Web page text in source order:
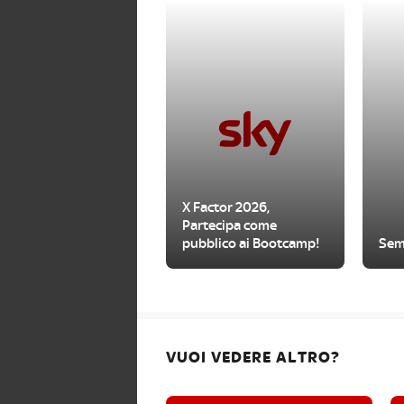
X Factor 2026,
Partecipa come
pubblico ai Bootcamp!
VUOI VEDERE ALTRO?